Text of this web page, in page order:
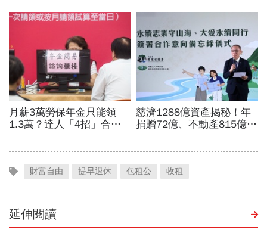
財富自由 提早退休 包租公 收租
延伸閱讀